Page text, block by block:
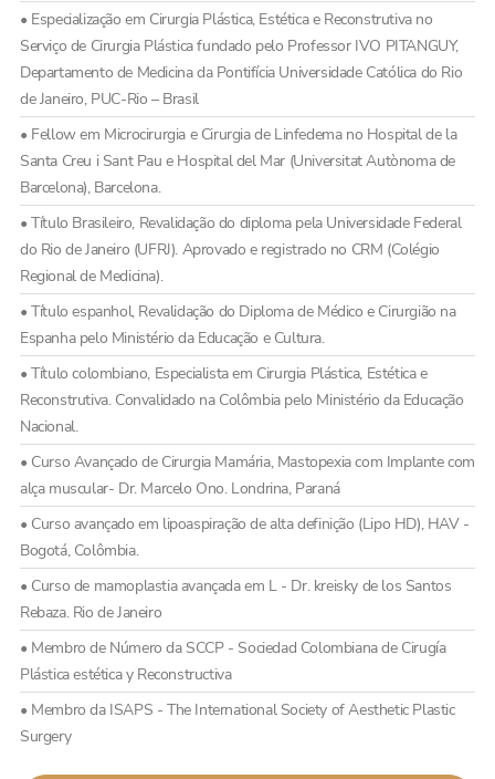
• Especialização em Cirurgia Plástica, Estética e Reconstrutiva no
Serviço de Cirurgia Plástica fundado pelo Professor IVO PITANGUY,
Departamento de Medicina da Pontifícia Universidade Católica do Rio
de Janeiro, PUC-Rio – Brasil
• Fellow em Microcirurgia e Cirurgia de Linfedema no Hospital de la
Santa Creu i Sant Pau e Hospital del Mar (Universitat Autònoma de
Barcelona), Barcelona.
• Título Brasileiro, Revalidação do diploma pela Universidade Federal
do Rio de Janeiro (UFRJ). Aprovado e registrado no CRM (Colégio
Regional de Medicina).
• Título espanhol, Revalidação do Diploma de Médico e Cirurgião na
Espanha pelo Ministério da Educação e Cultura.
• Título colombiano, Especialista em Cirurgia Plástica, Estética e
Reconstrutiva. Convalidado na Colômbia pelo Ministério da Educação
Nacional.
• Curso Avançado de Cirurgia Mamária, Mastopexia com Implante com
alça muscular- Dr. Marcelo Ono. Londrina, Paraná
• Curso avançado em lipoaspiração de alta definição (Lipo HD), HAV -
Bogotá, Colômbia.
• Curso de mamoplastia avançada em L - Dr. kreisky de los Santos
Rebaza. Rio de Janeiro
• Membro de Número da SCCP - Sociedad Colombiana de Cirugía
Plástica estética y Reconstructiva
• Membro da ISAPS - The International Society of Aesthetic Plastic
Surgery